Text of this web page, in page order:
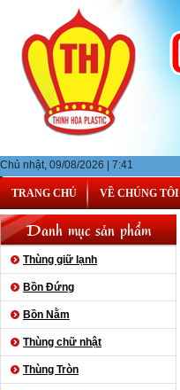
Chủ nhật, 09/08/2026 | 7:41
TRANG CHỦ VỀ CHÚNG TÔI
Danh mục sản phẩm
Thùng giữ lạnh
Bồn Đứng
Bồn Nằm
Thùng chữ nhật
Thùng Tròn